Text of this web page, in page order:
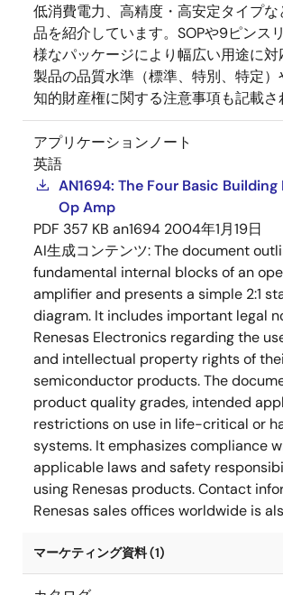
低消費電力、高精度・高安定タイプ
品を紹介しています。SOPや9ピンス
様なパッケージにより幅広い用途に対
製品の品質水準（標準、特別、特定）
知的財産権に関する注意事項も記載さ
アプリケーションノート
英語
AN1694: The Four Basic
Op Amp
PDF 357 KB an1694 2004年1月19日
AI生成コンテンツ:The document
fundamental internal blocks of an
amplifier and presents a simple 2:1
diagram. It includes important legal
Renesas Electronics regarding the
and intellectual property rights of
semiconductor products. The
product quality grades, intended
restrictions on use in life-critical or
systems. It emphasizes compliance
applicable laws and safety
using Renesas products. Contact
Renesas sales offices worldwide is
マーケティング資料 (1)